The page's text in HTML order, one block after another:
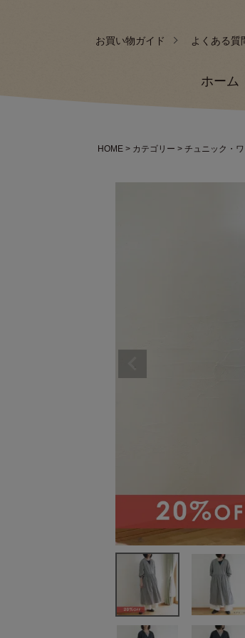
お買い物ガイド よくある質
ホーム
HOME カテゴリー チュニック・